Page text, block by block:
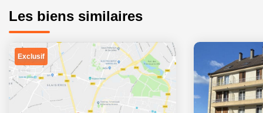
Les biens similaires
Exclusif